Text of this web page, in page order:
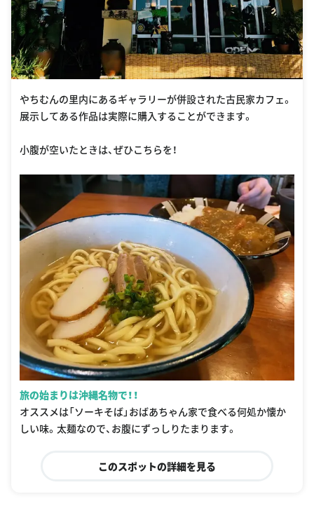
やちむんの里内にあるギャラリーが併設された古民家カフェ。
展示してある作品は実際に購入することができます。
小腹が空いたときは、ぜひこちらを！
旅の始まりは沖縄名物で！！
オススメは「ソーキそば」おばあちゃん家で食べる何処か懐か
しい味。太麺なので、お腹にずっしりたまります。
このスポットの詳細を見る